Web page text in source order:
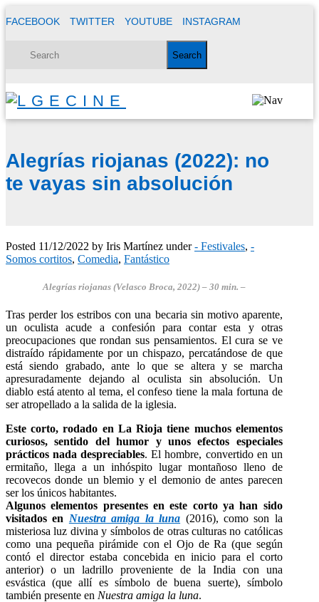
FACEBOOK TWITTER YOUTUBE INSTAGRAM
Alegrías riojanas (2022): no
te vayas sin absolución
Posted 11/12/2022 by Iris Martínez under- Festivales, -
Somos cortitos, Comedia, Fantástico
Alegrías riojanas (Velasco Broca, 2022)– 30 min. –
Tras perder los estribos con una becaria sin motivo aparente,
un oculista acude a confesión para contar esta y otras
preocupaciones que rondan sus pensamientos. El cura se ve
distraído rápidamente por un chispazo, percatándose de que
está siendo grabado, ante lo que se altera y se marcha
apresuradamente dejando al oculista sin absolución. Un
diablo está atento al tema, el confeso tiene la mala fortuna de
ser atropellado a la salida de la iglesia.
Este corto, rodado en La Rioja tiene muchos elementos
curiosos, sentido del humor y unos efectos especiales
prácticos nada despreciables. El hombre, convertido en un
ermitaño, llega a un inhóspito lugar montañoso lleno de
recovecos donde un blemio y el demonio de antes parecen
ser los únicos habitantes.
Algunos elementos presentes en este corto ya han sido
visitados en Nuestra amiga la luna (2016), como son la
misteriosa luz divina y símbolos de otras culturas no católicas
como una pequeña pirámide con el Ojo de Ra (que según
contó el director estaba concebida en inicio para el corto
anterior) o un ladrillo proveniente de la India con una
esvástica (que allí es símbolo de buena suerte), símbolo
también presente en Nuestra amiga la luna.